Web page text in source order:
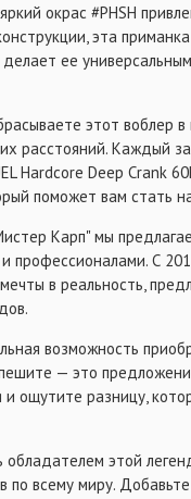
окрас #PHSH
эта
ее
этот воблер
расстояний. Каждый
Hardcore Deep Crank
поможет вам стать
Карп" мы
профессионалами. С
в реальность,
возможность
— это
и ощутите разницу,
этой
по всему миру.